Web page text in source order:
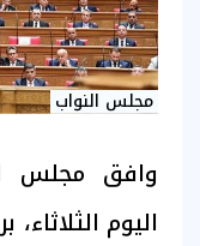
مجلس النواب
وافق مجلس
اليوم